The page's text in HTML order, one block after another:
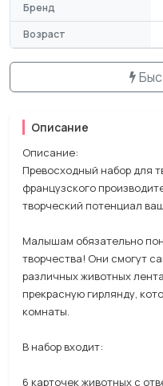
Бренд
Возраст
Описание
Описание:
Превосходный набор для
французского
творческий потенциал
Малышам обязательно
творчества! Они смогут
различных животных
прекрасную гирлянду,
комнаты.
В набор входит:
6 карточек животных с